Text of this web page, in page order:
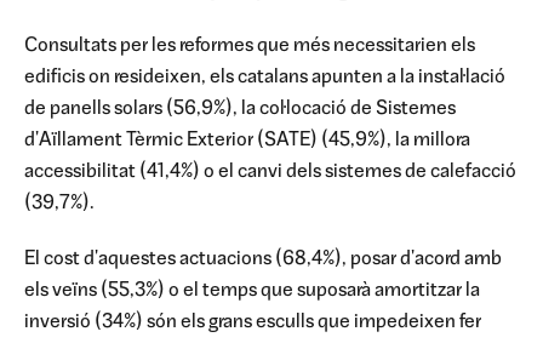
Consultats per les reformes que més necessitarien els
edificis on resideixen, els catalans apunten a la instal·lació
de panells solars (56,9%), la col·locació de Sistemes
d'Aïllament Tèrmic Exterior (SATE) (45,9%), la millora
accessibilitat (41,4%) o el canvi dels sistemes de calefacció
(39,7%).
El cost d'aquestes actuacions (68,4%), posar d'acord amb
els veïns (55,3%) o el temps que suposarà amortitzar la
inversió (34%) són els grans esculls que impedeixen fer